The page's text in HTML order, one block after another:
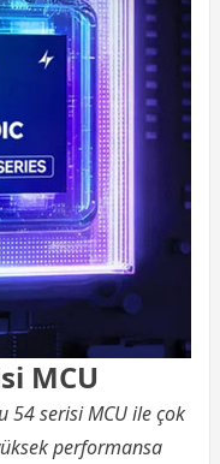
MCU
serisi MCU ile çok
performansa